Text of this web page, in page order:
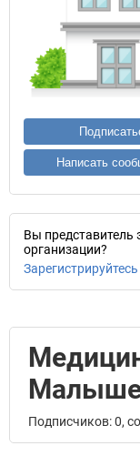
Написать
Вы представитель
организации?
Зарегистрируйтесь
Подписчиков: 0,